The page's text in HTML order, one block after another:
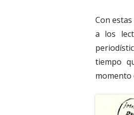
Con
a los
tiempo
momento